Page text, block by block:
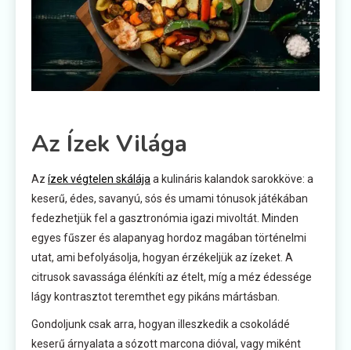
Az Ízek Világa
Az ízek végtelen skálája a kulináris kalandok sarokköve: a
keserű, édes, savanyú, sós és umami tónusok játékában
fedezhetjük fel a gasztronómia igazi mivoltát. Minden
egyes fűszer és alapanyag hordoz magában történelmi
utat, ami befolyásolja, hogyan érzékeljük az ízeket. A
citrusok savassága élénkíti az ételt, míg a méz édessége
lágy kontrasztot teremthet egy pikáns mártásban.
Gondoljunk csak arra, hogyan illeszkedik a csokoládé
keserű árnyalata a sózott marcona dióval, vagy miként